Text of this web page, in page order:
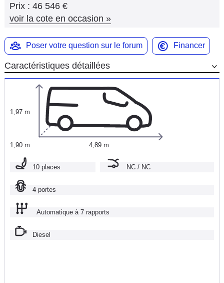
Prix : 46 546 €
voir la cote en occasion »
Poser votre question sur le forum Financer
Caractéristiques détaillées
1,97 m
1,90 m 4,89 m
10 places NC / NC
4 portes
Automatique à 7 rapports
Diesel